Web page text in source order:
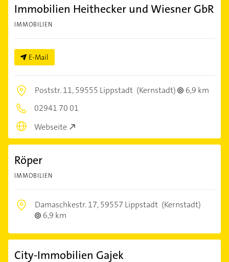
Immobilien Heithecker und Wiesner GbR
IMMOBILIEN
E-Mail
Poststr. 11,59555 Lippstadt (Kernstadt)
6,9 km
02941 70 01
Webseite
Röper
IMMOBILIEN
Damaschkestr. 17,59557 Lippstadt (Kernstadt)
6,9 km
City-Immobilien Gajek